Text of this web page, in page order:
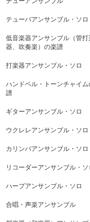
テューバアンサンブル・ソロ
低音楽器アンサンブル（管打
器、吹奏楽）の楽譜
打楽器アンサンブル・ソロ
ハンドベル・トーンチャイム
譜
ギターアンサンブル・ソロ
ウクレレアンサンブル・ソロ
カリンバアンサンブル・ソロ
リコーダーアンサンブル・ソ
ハープアンサンブル・ソロ
合唱・声楽アンサンブル